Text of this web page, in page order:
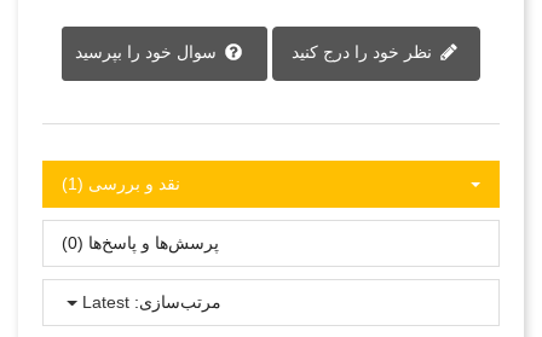
سوال خود را بپرسید
نقد و بررسی‌‌ (1)
پرسش‌ها و پاسخ‌ها (0)
مرتب‌سازی: Latest